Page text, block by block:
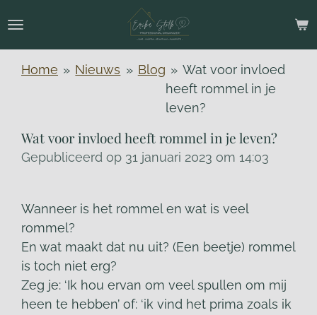
naar
Home » Nieuws » Blog » Wat voor invloed
heeft rommel in je
leven?
Wat voor invloed heeft rommel in je leven?
Gepubliceerd op 31 januari 2023 om 14:03
Wanneer is het rommel en wat is veel
rommel?
En wat maakt dat nu uit? (Een beetje) rommel
is toch niet erg?
Zeg je: ‘Ik hou ervan om veel spullen om mij
heen te hebben’ of: ‘ik vind het prima zoals ik